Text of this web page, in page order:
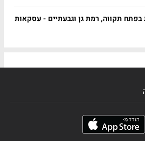
בפתח תקווה, רמת גן וגבעתיים - עסקאות